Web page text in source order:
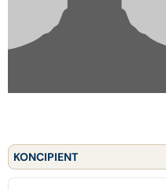
KONCIPIENT